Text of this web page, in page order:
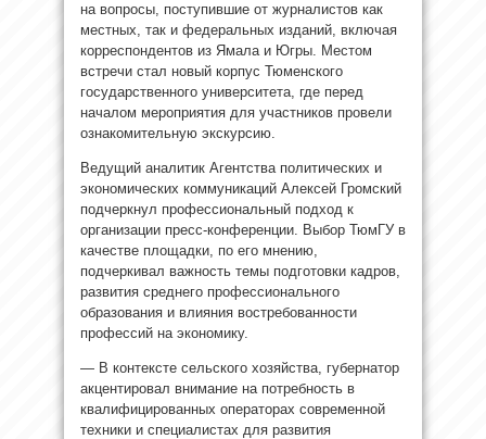
на вопросы, поступившие от журналистов как
местных, так и федеральных изданий, включая
корреспондентов из Ямала и Югры. Местом
встречи стал новый корпус Тюменского
государственного университета, где перед
началом мероприятия для участников провели
ознакомительную экскурсию.
Ведущий аналитик Агентства политических и
экономических коммуникаций Алексей Громский
подчеркнул профессиональный подход к
организации пресс-конференции. Выбор ТюмГУ в
качестве площадки, по его мнению,
подчеркивал важность темы подготовки кадров,
развития среднего профессионального
образования и влияния востребованности
профессий на экономику.
— В контексте сельского хозяйства, губернатор
акцентировал внимание на потребность в
квалифицированных операторах современной
техники и специалистах для развития